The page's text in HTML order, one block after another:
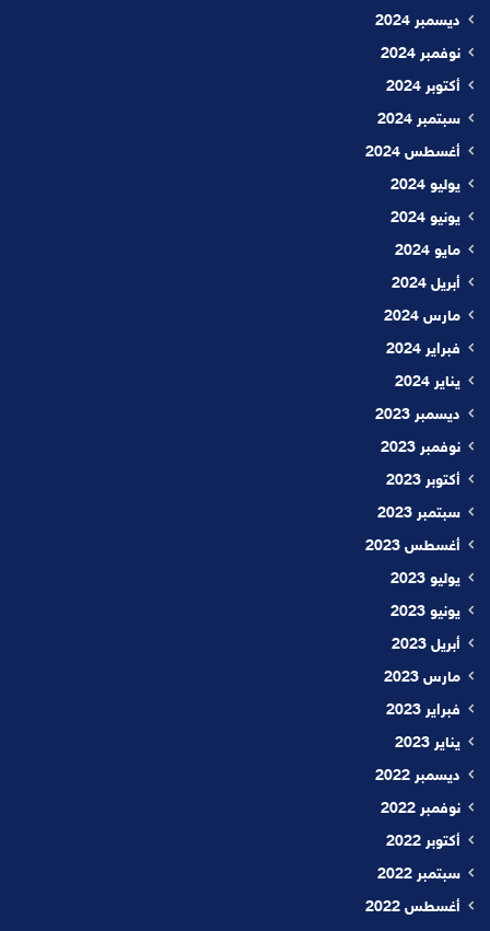
ديسمبر 2024
نوفمبر 2024
أكتوبر 2024
سبتمبر 2024
أغسطس 2024
يوليو 2024
يونيو 2024
مايو 2024
أبريل 2024
مارس 2024
فبراير 2024
يناير 2024
ديسمبر 2023
نوفمبر 2023
أكتوبر 2023
سبتمبر 2023
أغسطس 2023
يوليو 2023
يونيو 2023
أبريل 2023
مارس 2023
فبراير 2023
يناير 2023
ديسمبر 2022
نوفمبر 2022
أكتوبر 2022
سبتمبر 2022
أغسطس 2022